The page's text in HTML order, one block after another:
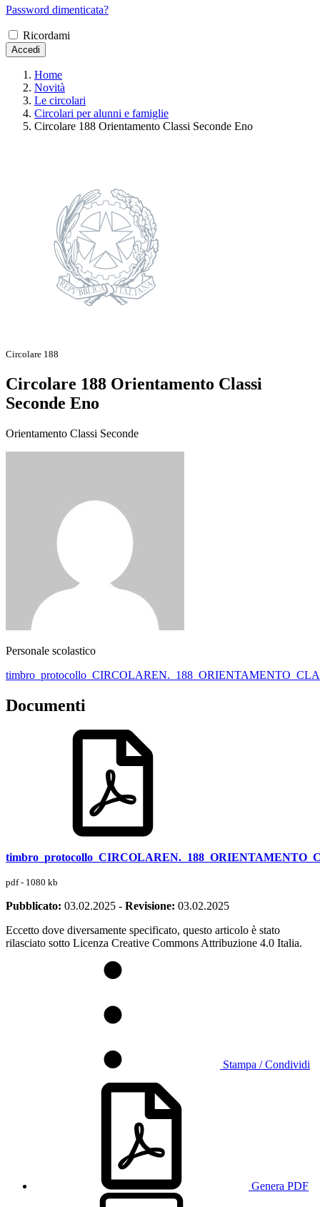
Password dimenticata?
Ricordami
Accedi
Home
Novità
Le circolari
Circolari per alunni e famiglie
Circolare 188 Orientamento Classi Seconde Eno
Circolare 188
Circolare 188 Orientamento Classi
Seconde Eno
Orientamento Classi Seconde
Personale scolastico
Documenti
pdf - 1080 kb
Pubblicato: 03.02.2025 - Revisione: 03.02.2025
Eccetto dove diversamente specificato, questo articolo è stato
rilasciato sotto Licenza Creative Commons Attribuzione 4.0 Italia.
Stampa / Condividi
Genera PDF